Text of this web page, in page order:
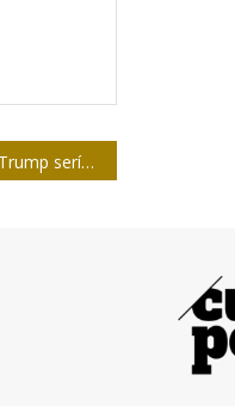
Subestimar a Trump sería descabellado